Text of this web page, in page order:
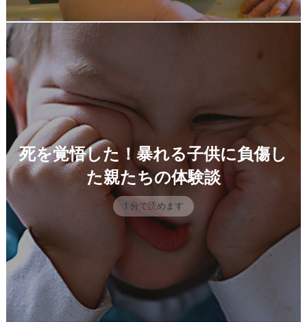
死を覚悟した！暴れる子供に負傷し
た親たちの体験談
1 分で読めます